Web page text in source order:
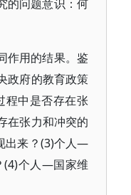
的问题意识：何
作用的结果。鉴
政府的教育政策
程中是否存在张
在张力和冲突的
出来？(3)个人—
(4)个人—国家维